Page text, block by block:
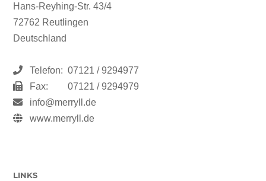
Hans-Reyhing-Str. 43/4
72762 Reutlingen
Deutschland
Telefon: 07121 / 9294977
Fax:
07121 / 9294979
info@merryll.de
www.merryll.de
LINKS